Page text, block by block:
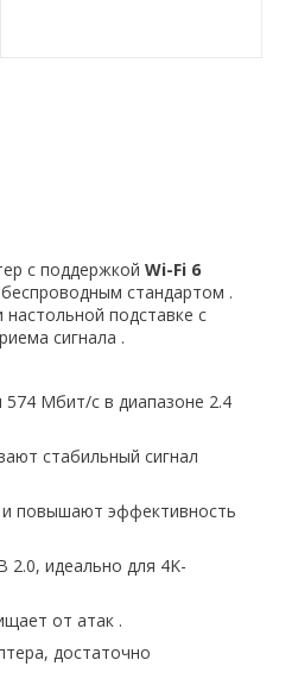
с поддержкой Wi-Fi 6
стандартом .
подставке с
сигнала .
Мбит/с в диапазоне 2.4
стабильный сигнал
повышают эффективность
2.0, идеально для 4K-
от атак .
достаточно